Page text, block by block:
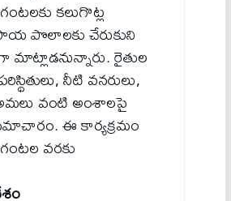
కలుగొట్ల
పొలాలకు చేరుకుని
మాట్లాడనున్నారు. రైతుల
నీటి వనరులు,
వంటి అంశాలపై
సమాచారం. ఈ కార్యక్రమం
వరకు